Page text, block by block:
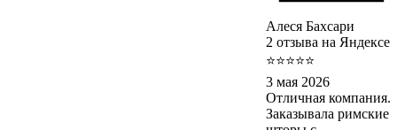
Алеся Бахсари
2 отзыва на Яндексе
⭐⭐⭐⭐⭐
3 мая 2026
Отличная компания.
Заказывала римские